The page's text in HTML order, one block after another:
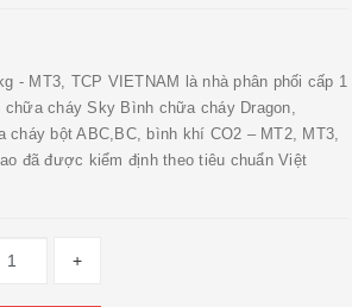
- MT3, TCP VIETNAM là nhà phân phối cấp 1
chữa cháy Sky Bình chữa cháy Dragon,
bột ABC,BC, bình khí CO2 – MT2, MT3,
đã được kiểm định theo tiêu chuẩn Việt
+